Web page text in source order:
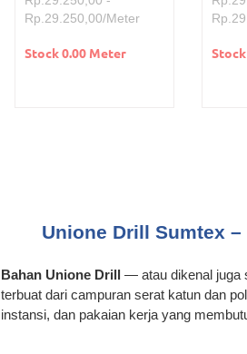
Rp.29.250,00/Meter
Stock 0.00 Meter
Unione Drill Sumtex
Bahan Unione Drill — atau dikenal juga
terbuat dari campuran serat katun dan
instansi, dan pakaian kerja yang